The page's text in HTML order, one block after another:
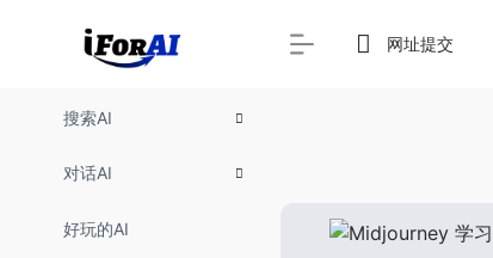
搜索AI
对话AI
好玩的AI
网址提交